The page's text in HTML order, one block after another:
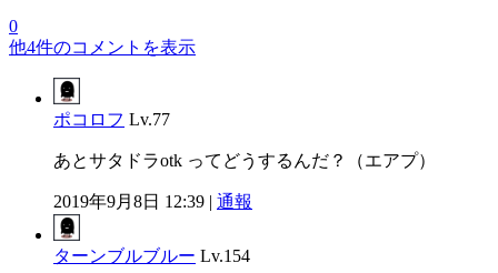
0
他4件のコメントを表示
ポコロフ Lv.77
あとサタドラotk ってどうするんだ？（エアプ）
2019年9月8日 12:39 | 通報
ターンブルブルー Lv.154